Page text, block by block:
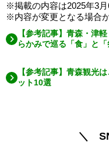
※掲載の内容は2025年3月
※内容が変更となる場合が
【参考記事】青森・津
らかみで巡る「食」と「
【参考記事】青森観光
ット10選
＼